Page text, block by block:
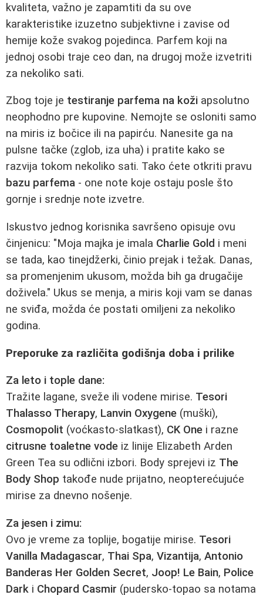
kvaliteta, važno je zapamtiti da su ove
karakteristike izuzetno subjektivne i zavise od
hemije kože svakog pojedinca. Parfem koji na
jednoj osobi traje ceo dan, na drugoj može izvetriti
za nekoliko sati.
Zbog toje je testiranje parfema na koži apsolutno
neophodno pre kupovine. Nemojte se osloniti samo
na miris iz bočice ili na papirću. Nanesite ga na
pulsne tačke (zglob, iza uha) i pratite kako se
razvija tokom nekoliko sati. Tako ćete otkriti pravu
bazu parfema - one note koje ostaju posle što
gornje i srednje note izvetre.
Iskustvo jednog korisnika savršeno opisuje ovu
činjenicu: "Moja majka je imala Charlie Gold i meni
se tada, kao tinejdžerki, činio prejak i težak. Danas,
sa promenjenim ukusom, možda bih ga drugačije
doživela." Ukus se menja, a miris koji vam se danas
ne sviđa, možda će postati omiljeni za nekoliko
godina.
Preporuke za različita godišnja doba i prilike
Za leto i tople dane:
Tražite lagane, sveže ili vodene mirise. Tesori
Thalasso Therapy, Lanvin Oxygene (muški),
Cosmopolit (voćkasto-slatkast), CK One i razne
citrusne toaletne vode iz linije Elizabeth Arden
Green Tea su odlični izbori. Body sprejevi iz The
Body Shop takođe nude prijatno, neopterećujuće
mirise za dnevno nošenje.
Za jesen i zimu:
Ovo je vreme za toplije, bogatije mirise. Tesori
Vanilla Madagascar, Thai Spa, Vizantija, Antonio
Banderas Her Golden Secret, Joop! Le Bain, Police
Dark i Chopard Casmir (pudersko-topao sa notama